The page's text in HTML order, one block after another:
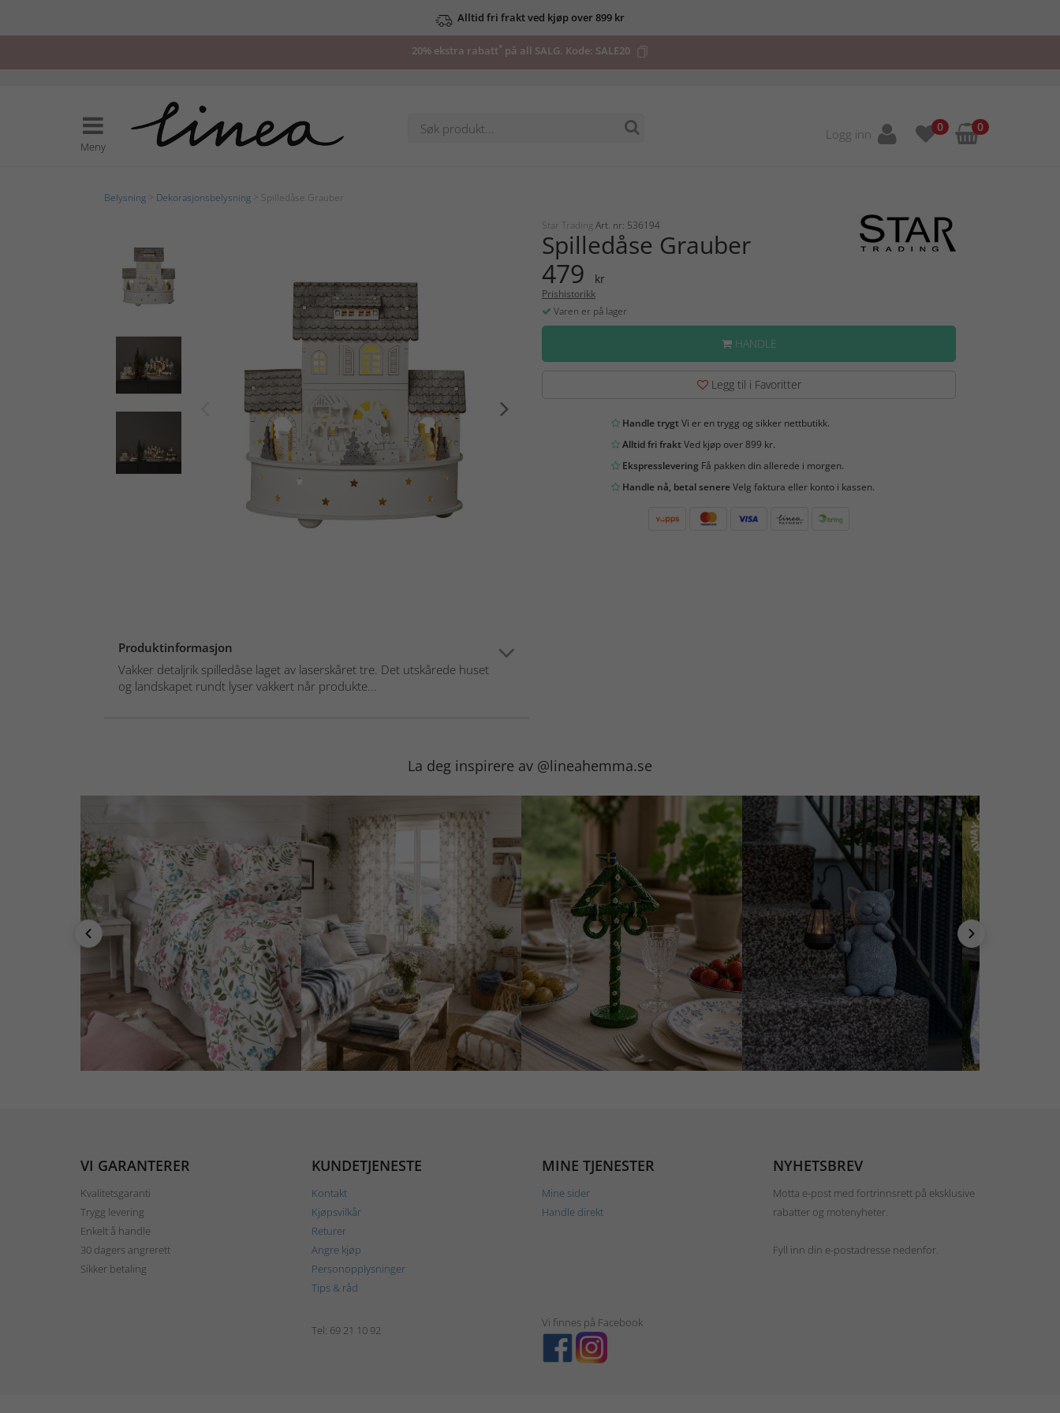
Alltid fri frakt ved kjøp over 899 kr
20% ekstra rabatt* på all SALG. Kode: SALE20
Meny
Logg inn 0 0
Belysning Dekorasjonsbelysning > Spilledåse Grauber
Produktinformasjon
Vakker detaljrik spilledåse laget av laserskåret tre. Det utskårede huset
og landskapet rundt lyser vakkert når produkte...
Star Trading Art. nr: 536194
Spilledåse Grauber
479 kr
Prishistorikk
Varen er på lager
HANDLE
Legg til i Favoritter
Handle trygtVi er en trygg og sikker nettbutikk.
Alltid fri fraktVed kjøp over 899 kr.
EkspressleveringFå pakken din allerede i morgen.
Handle nå, betal senereVelg faktura eller konto i kassen.
La deg inspirere av @lineahemma.se
VI GARANTERER
Kvalitetsgaranti
Trygg levering
Enkelt å handle
30 dagers angrerett
Sikker betaling
KUNDETJENESTE
Kontakt
Kjøpsvilkår
Returer
Angre kjøp
Personopplysninger
Tips & råd
MINE TJENESTER
Mine sider
Handle direkt
NYHETSBREV
Motta e-post med fortrinnsrett på eksklusive
rabatter og motenyheter.
Fyll inn din e-postadresse nedenfor.
Tel: 69 21 10 92
Vi finnes på Facebook